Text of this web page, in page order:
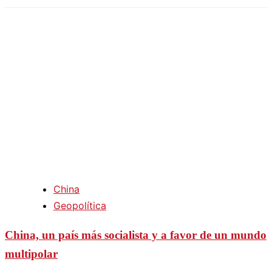
China
Geopolítica
China, un país más socialista y a favor de un mundo
multipolar